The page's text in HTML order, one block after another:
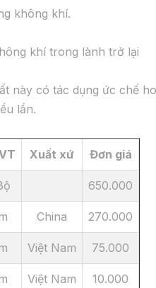
không khí.
khí trong lành trở lại
này có tác dụng ức chế
lần.
Xuất xứ Đơn giá
650.000
China 270.000
Việt Nam 75.000
Việt Nam 10.000